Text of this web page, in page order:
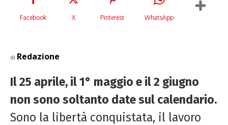
Facebook X Pinterest WhatsApp
di Redazione
Il 25 aprile, il 1° maggio e il 2 giugno
non sono soltanto date sul calendario.
Sono la libertà conquistata, il lavoro